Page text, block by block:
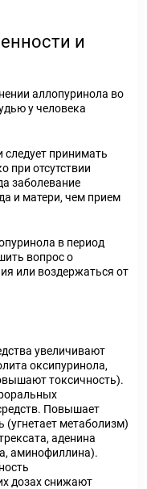
и
аллопуринола во
у человека
принимать
при отсутствии
заболевание
и матери, чем прием
в период
вопрос о
или воздержаться от
увеличивают
оксипуринола,
токсичность).
Повышает
(угнетает метаболизм)
аденина
аминофиллина).
дозах снижают